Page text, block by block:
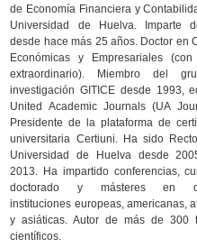
de Economía Financiera y
Universidad de Huelva. Imparte
desde hace más 25 años. Doctor en
Económicas y Empresariales
extraordinario). Miembro del
investigación GITICE desde 1993,
United Academic Journals (UA
Presidente de la plataforma de
universitaria Certiuni. Ha sido
Universidad de Huelva desde
2013. Ha impartido conferencias,
doctorado y másteres en
instituciones europeas, americanas,
y asiáticas. Autor de más de 300
científicos.